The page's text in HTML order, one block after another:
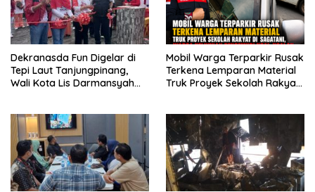
Dekranasda Fun Digelar di
Tepi Laut Tanjungpinang,
Wali Kota Lis Darmansyah
Mobil Warga Terparkir Rusak
Terkena Lemparan Material
Truk Proyek Sekolah Rakyat